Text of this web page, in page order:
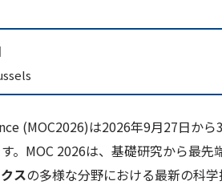
(MOC2026)は2026年9月27日か
。MOC 2026は、基礎研究から最先
スの多様な分野における最新の科